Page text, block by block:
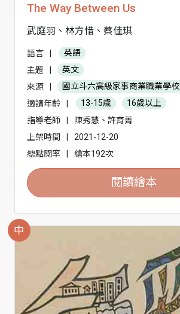
The Way Between Us
武庭羽、林方惜、蔡佳琪
語言 |
英語
主題
|
英文
來源
|
國立斗六高級家事商業職業學校
適讀年齡
| 13-15歲
16歲以上
指導老師
|
陳秀慧、許育菁
上架時間
|
2021-12-20
總點閱率
| 繪本192次
閱讀繪本
中